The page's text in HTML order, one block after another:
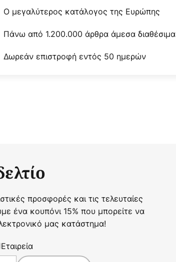
Ο μεγαλύτερος κατάλογος της Ευρώπης
Πάνω από 1.200.000 άρθρα άμεσα διαθέσιμα
Δωρεάν επιστροφή εντός 50 ημερών
προσφορές και τις τελευταίες
ένα κουπόνι 15% που μπορείτε να
μας κατάστημα!
Εταιρεία